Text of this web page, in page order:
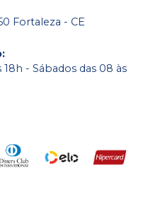
Fortaleza - CE
:
- Sábados das 08 às